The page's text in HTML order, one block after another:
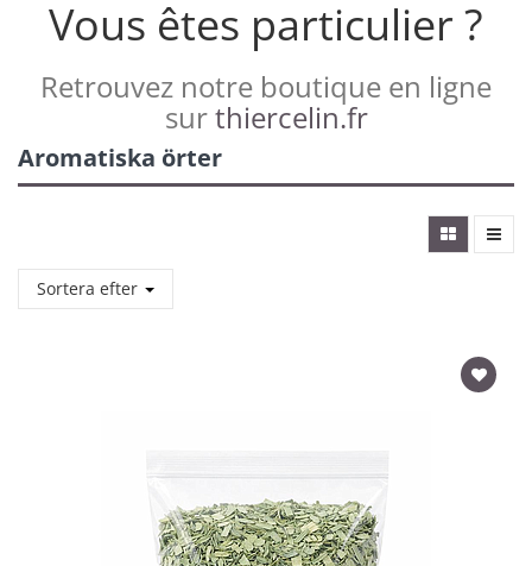
Vous êtes particulier ?
Retrouvez notre boutique en ligne
surthiercelin.fr
Aromatiska örter
Sortera efter